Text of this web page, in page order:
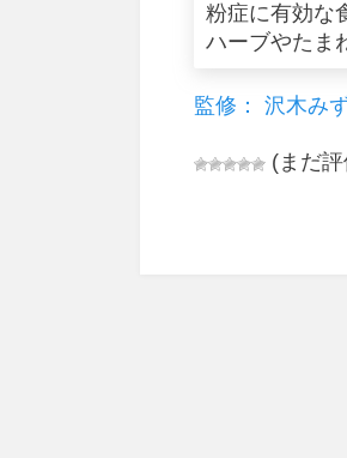
粉症に有効な
ハーブやたま
監修： 沢木み
(まだ